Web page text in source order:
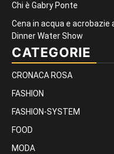
Chi è Gabry Ponte
Cena in acqua e acrobazie
Dinner Water Show
CATEGORIE
CRONACA ROSA
FASHION
FASHION-SYSTEM
FOOD
MODA